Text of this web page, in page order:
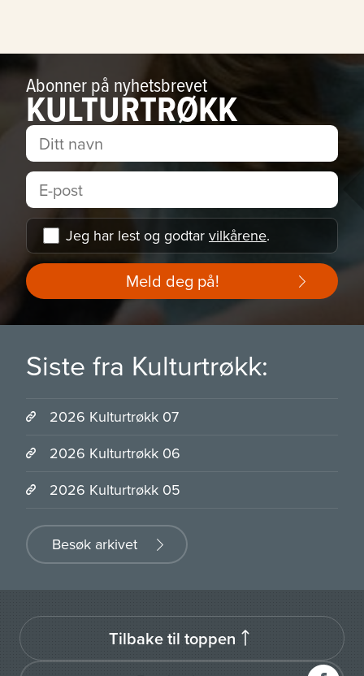
Abonner på nyhetsbrevet
KULTURTRØKK
Jeg har lest og godtar vilkårene.
Meld deg på!
Siste fra Kulturtrøkk:
2026 Kulturtrøkk 07
2026 Kulturtrøkk 06
2026 Kulturtrøkk 05
Besøk arkivet
Tilbake til toppen